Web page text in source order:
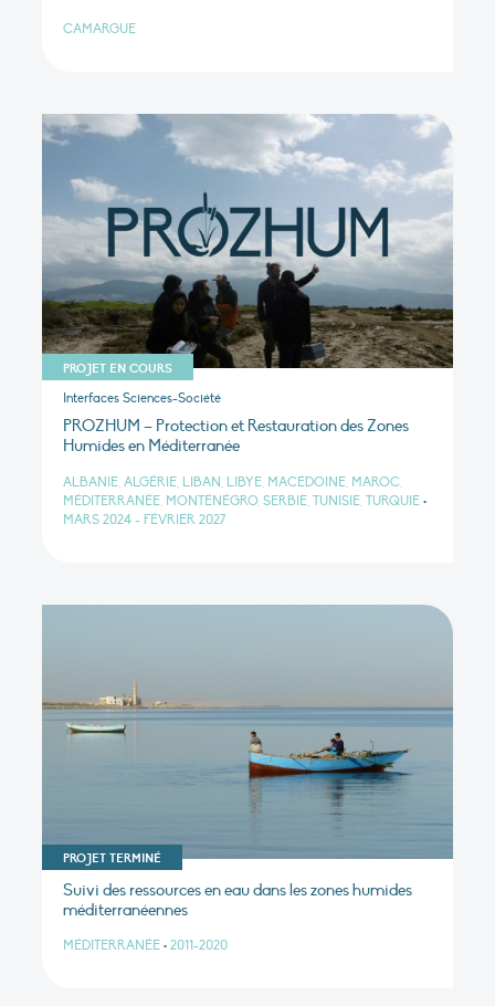
CAMARGUE
PROJET EN COURS
Interfaces Sciences-Société
PROZHUM – Protection et Restauration des Zones
Humides en Méditerranée
ALBANIE, ALGÉRIE, LIBAN, LIBYE, MACÉDOINE, MAROC,
MÉDITERRANÉE, MONTÉNÉGRO, SERBIE, TUNISIE, TURQUIE •
MARS 2024 - FÉVRIER 2027
PROJET TERMINÉ
Suivi des ressources en eau dans les zones humides
méditerranéennes
MÉDITERRANÉE • 2011-2020